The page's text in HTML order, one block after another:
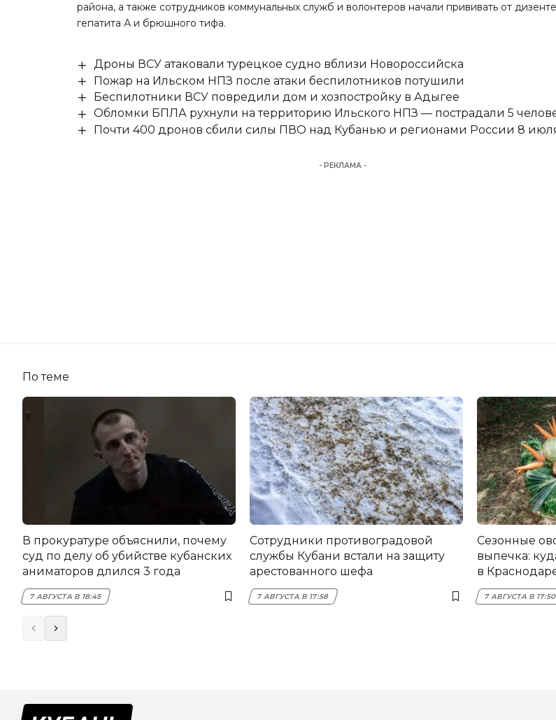
района, а также сотрудников коммунальных служб и волонтеров начали прививать от
гепатита А и брюшного тифа.
Дроны ВСУ атаковали турецкое судно вблизи Новороссийска
Пожар на Ильском НПЗ после атаки беспилотников потушили
Беспилотники ВСУ повредили дом и хозпостройку в Адыгее
Обломки БПЛА рухнули на территорию Ильского НПЗ — пострадали 5
Почти 400 дронов сбили силы ПВО над Кубанью и регионами России 8
- РЕКЛАМА -
По теме
В прокуратуре объяснили, почему
суд по делу об убийстве кубанских
аниматоров длился 3 года
7 АВГУСТА В 18:45
Сотрудники противоградовой
службы Кубани встали на защиту
арестованного шефа
7 АВГУСТА В 17:58
Сезонные
выпечка:
в
7 АВГУСТА В 17:50